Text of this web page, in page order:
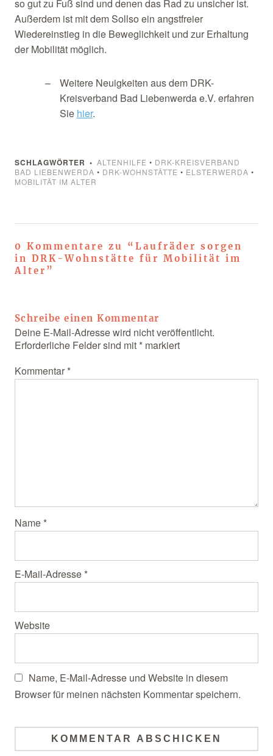
so gut zu Fuß sind und denen das Rad zu unsicher ist.
Außerdem ist mit dem Sollso ein angstfreier
Wiedereinstieg in die Beweglichkeit und zur Erhaltung
der Mobilität möglich.
Weitere Neuigkeiten aus dem DRK-
Kreisverband Bad Liebenwerda e.V. erfahren
Sie hier.
SCHLAGWÖRTER ALTENHILFE • DRK-KREISVERBAND
BAD LIEBENWERDA • DRK-WOHNSTÄTTE • ELSTERWERDA •
MOBILITÄT IM ALTER
0 Kommentare zu “ Laufräder sorgen
in DRK-Wohnstätte für Mobilität im
Alter ”
Schreibe einen Kommentar
Deine E-Mail-Adresse wird nicht veröffentlicht.
Erforderliche Felder sind mit *markiert
Kommentar *
Name *
E-Mail-Adresse *
Website
Name, E-Mail-Adresse und Website in diesem
Browser für meinen nächsten Kommentar speichern.